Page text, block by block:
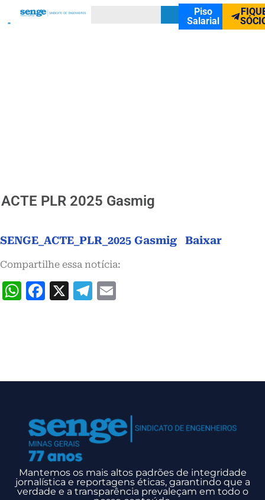
Piso
Salarial
ACTE PLR 2025 Gasmig
SENGE_ACTE_PLR_2025 Gasmig Baixar
Compartilhe essa notícia:
WhatsApp
Facebook
X Telegram
Mantemos os mais altos padrões de integridade
jornalística e reportagens éticas, garantindo que a
verdade e a transparência prevaleçam em todo o